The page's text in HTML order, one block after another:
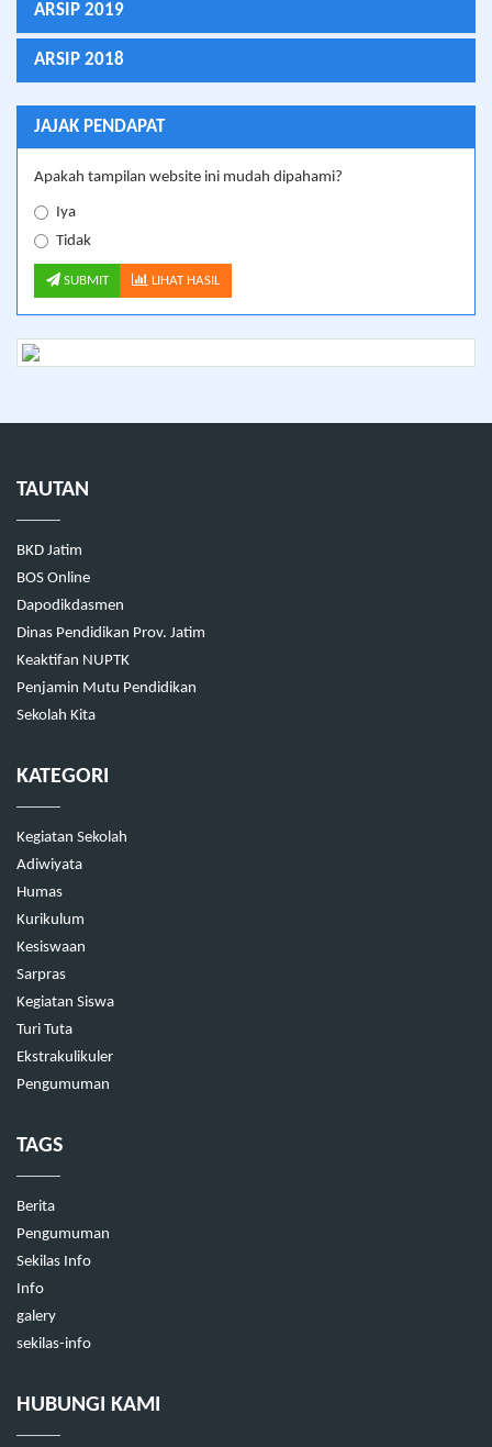
ARSIP 2019
ARSIP 2018
JAJAK PENDAPAT
Apakah tampilan website ini mudah dipahami?
Iya
Tidak
SUBMIT LIHAT HASIL
TAUTAN
BKD Jatim
BOS Online
Dapodikdasmen
Dinas Pendidikan Prov. Jatim
Keaktifan NUPTK
Penjamin Mutu Pendidikan
Sekolah Kita
KATEGORI
Kegiatan Sekolah
Adiwiyata
Humas
Kurikulum
Kesiswaan
Sarpras
Kegiatan Siswa
Turi Tuta
Ekstrakulikuler
Pengumuman
TAGS
Berita
Pengumuman
Sekilas Info
Info
galery
sekilas-info
HUBUNGI KAMI